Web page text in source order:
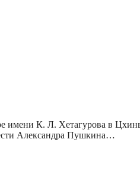
имени К. Л. Хетагурова в
Александра Пушкина…